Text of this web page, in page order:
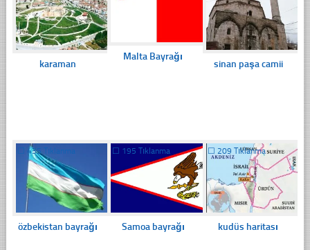
karaman
Malta Bayrağı
sinan paşa camii
☐ 435 Tıklanma
özbekistan bayrağı
☐ 195 Tıklanma
Samoa bayrağı
☐ 209 Tıklanma
kudüs haritası